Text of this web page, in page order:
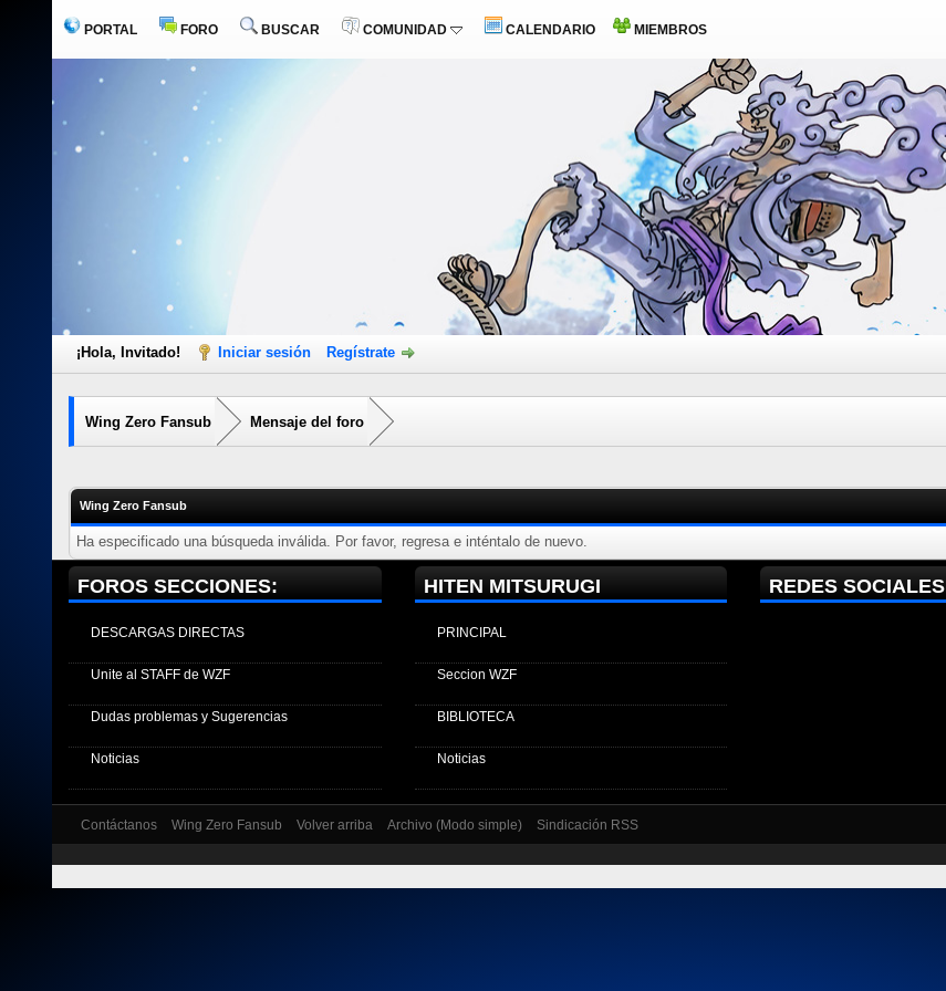
PORTAL FORO BUSCAR COMUNIDAD CALENDARIO MIEMBROS
¡Hola, Invitado! Iniciar sesión Regístrate
Wing Zero Fansub Mensaje del foro
Wing Zero Fansub
Ha especificado una búsqueda inválida. Por favor, regresa e inténtalo de nuevo.
FOROS SECCIONES:
DESCARGAS DIRECTAS
Unite al STAFF de WZF
Dudas problemas y Sugerencias
Noticias
HITEN MITSURUGI
PRINCIPAL
Seccion WZF
BIBLIOTECA
Noticias
REDES SOCIALES
Contáctanos Wing Zero Fansub Volver arriba Archivo (Modo simple) Sindicación RSS